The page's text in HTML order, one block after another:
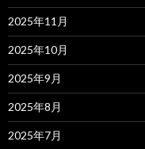
2025年11月
2025年10月
2025年9月
2025年8月
2025年7月